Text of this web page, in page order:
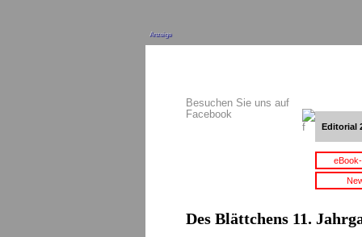
Anzeige
Besuchen Sie uns auf
Facebook
Editorial
Des Blättchens 11.